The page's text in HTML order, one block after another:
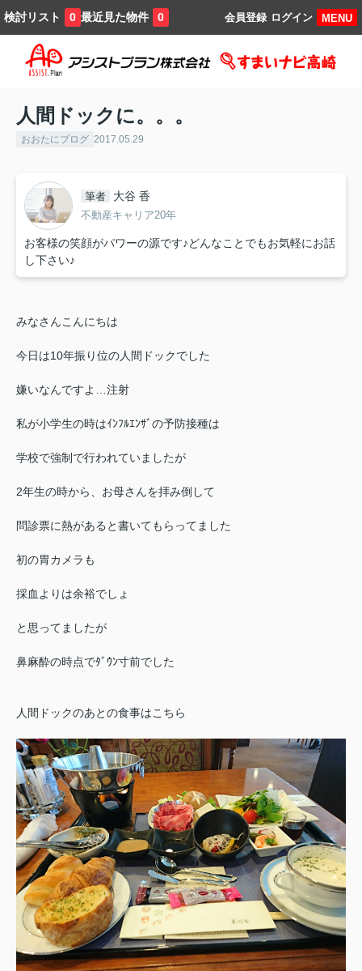
検討リスト 0 最近見た物件 0 MENU
ログイン
会員登録
人間ドックに。。。
おおたにブログ 2017.05.29
筆者 大谷 香
不動産キャリア20年
お客様の笑顔がパワーの源です♪どんなことでもお気軽にお話
し下さい♪
みなさんこんにちは
今日は10年振り位の人間ドックでした
嫌いなんですよ…注射
私が小学生の時はｲﾝﾌﾙｴﾝｻﾞの予防接種は
学校で強制で行われていましたが
2年生の時から、お母さんを拝み倒して
問診票に熱があると書いてもらってました
初の胃カメラも
採血よりは余裕でしょ
と思ってましたが
鼻麻酔の時点でﾀﾞｳﾝ寸前でした
人間ドックのあとの食事はこちら